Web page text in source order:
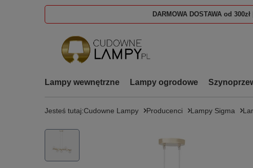
DARMOWA DOSTAWA od 300zł
Lampy wewnętrzne Lampy ogrodowe
Jesteś tutaj:Cudowne Lampy Producenci Lampy Sigma